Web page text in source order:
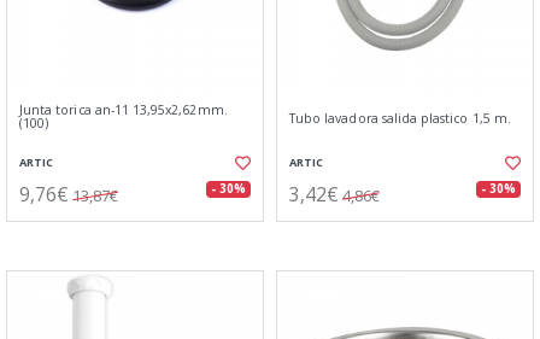
Junta torica an-11 13,95x2,62mm.
(100)
ARTIC
9,76€ 13,87€ - 30%
Tubo lavadora salida plastico 1,5 m.
ARTIC
3,42€ 4,86€ - 30%